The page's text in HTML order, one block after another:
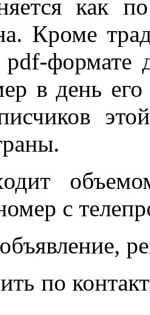
как
Кроме
формате
в день
с
по